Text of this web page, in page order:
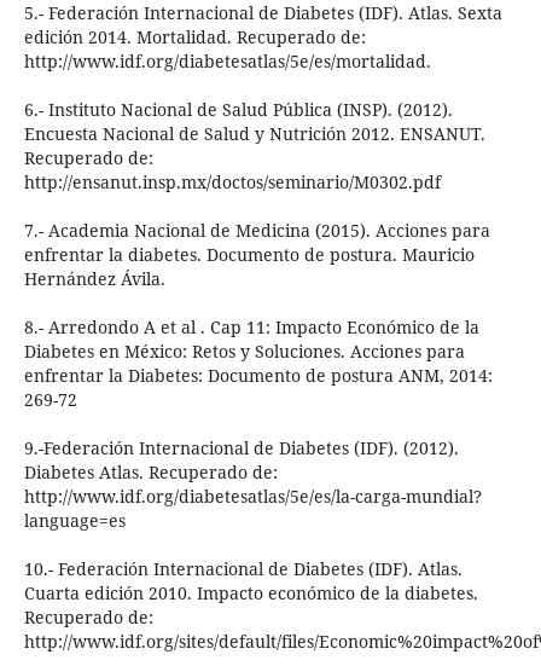
5.- Federación Internacional de Diabetes (IDF). Atlas. Sexta
edición 2014. Mortalidad. Recuperado de:
http://www.idf.org/diabetesatlas/5e/es/mortalidad.
6.- Instituto Nacional de Salud Pública (INSP). (2012).
Encuesta Nacional de Salud y Nutrición 2012. ENSANUT.
Recuperado de:
http://ensanut.insp.mx/doctos/seminario/M0302.pdf
7.- Academia Nacional de Medicina (2015). Acciones para
enfrentar la diabetes. Documento de postura. Mauricio
Hernández Ávila.
8.- Arredondo A et al . Cap 11: Impacto Económico de la
Diabetes en México: Retos y Soluciones. Acciones para
enfrentar la Diabetes: Documento de postura ANM, 2014:
269-72
9.-Federación Internacional de Diabetes (IDF). (2012).
Diabetes Atlas. Recuperado de:
http://www.idf.org/diabetesatlas/5e/es/la-carga-mundial?
language=es
10.- Federación Internacional de Diabetes (IDF). Atlas.
Cuarta edición 2010. Impacto económico de la diabetes.
Recuperado de:
http://www.idf.org/sites/default/files/